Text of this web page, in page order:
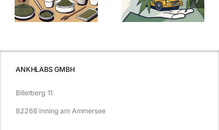
Was Sie über
Cannabis und
müssen
kaufen: Alles
was Sie
ANKHLABS GMBH
Billerberg 11
82266 Inning am Ammersee